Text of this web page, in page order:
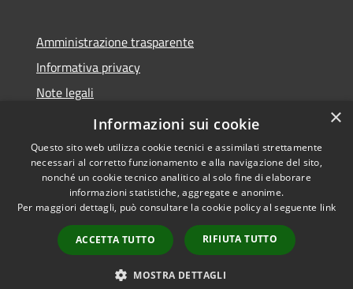
Amministrazione trasparente
Informativa privacy
Note legali
Dichiarazione di accessibilità
Accessibilità
Copyright © 2026 • Comune di
Casale Marittimo • Powered by
Municipium•
Accesso
redazione
×
Informazioni sui cookie
Questo sito web utilizza cookie tecnici e assimilati strettamente
necessari al corretto funzionamento e alla navigazione del sito,
nonché un cookie tecnico analitico al solo fine di elaborare
informazioni statistiche, aggregate e anonime.
Per maggiori dettagli, può consultare la cookie policy al seguente link
ACCETTA TUTTO RIFIUTA TUTTO
MOSTRA DETTAGLI